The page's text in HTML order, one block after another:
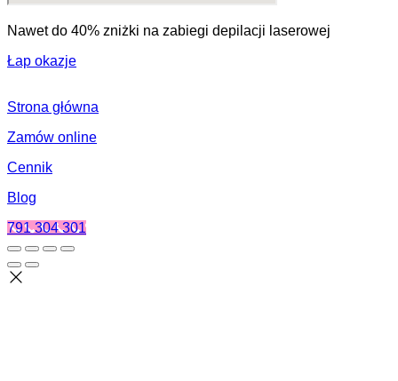
Nawet do 40% zniżki na zabiegi depilacji laserowej
Łap okazje
Strona główna
Zamów online
Cennik
Blog
791 304 301